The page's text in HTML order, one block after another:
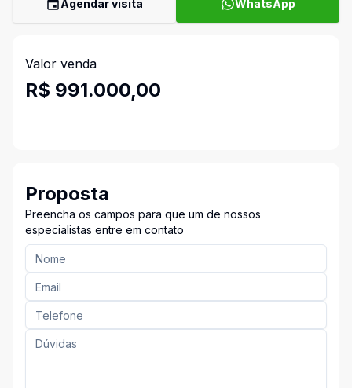
Agendar visita WhatsApp
Valor venda
R$ 991.000,00
Proposta
Preencha os campos para que um de nossos
especialistas entre em contato